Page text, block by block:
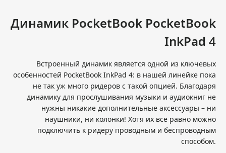
Динамик PocketBook PocketBook
InkPad 4
Встроенный динамик является одной из ключевых
особенностей PocketBook InkPad 4: в нашей линейке пока
не так уж много ридеров с такой опцией. Благодаря
динамику для прослушивания музыки и аудиокниг не
нужны никакие дополнительные аксессуары – ни
наушники, ни колонки! Хотя их все равно можно
подключить к ридеру проводным и беспроводным
способом.